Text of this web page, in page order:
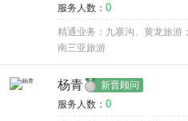
服务人数： 0
精通业务：九寨沟、黄龙旅游
南三亚旅游
杨青 新晋顾问
服务人数： 0